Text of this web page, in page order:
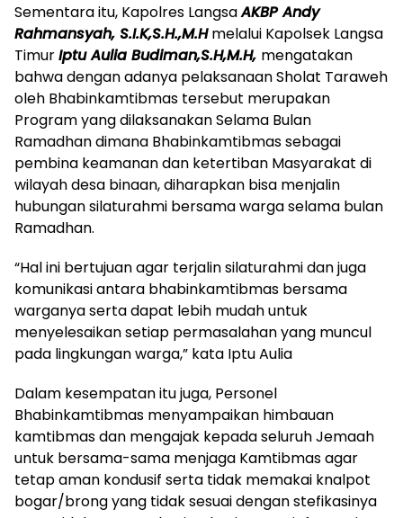
Sementara itu, Kapolres LangsaAKBP Andy
Rahmansyah, S.I.K,S.H.,M.Hmelalui Kapolsek Langsa
TimurIptu Aulia Budiman,S.H,M.H, mengatakan
bahwa dengan adanya pelaksanaan Sholat Taraweh
oleh Bhabinkamtibmas tersebut merupakan
Program yang dilaksanakan Selama Bulan
Ramadhan dimana Bhabinkamtibmas sebagai
pembina keamanan dan ketertiban Masyarakat di
wilayah desa binaan, diharapkan bisa menjalin
hubungan silaturahmi bersama warga selama bulan
Ramadhan.
“Hal ini bertujuan agar terjalin silaturahmi dan juga
komunikasi antara bhabinkamtibmas bersama
warganya serta dapat lebih mudah untuk
menyelesaikan setiap permasalahan yang muncul
pada lingkungan warga,” kata Iptu Aulia
Dalam kesempatan itu juga, Personel
Bhabinkamtibmas menyampaikan himbauan
kamtibmas dan mengajak kepada seluruh Jemaah
untuk bersama-sama menjaga Kamtibmas agar
tetap aman kondusif serta tidak memakai knalpot
bogar/brong yang tidak sesuai dengan stefikasinya